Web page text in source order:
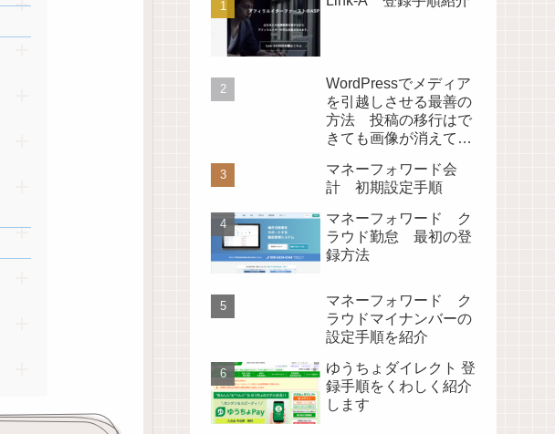
WordPressでメディア
を引越しさせる最善の
方法 投稿の移行はで
きても画像が消えてし
マネーフォワード会
計 初期設定手順
マネーフォワード ク
ラウド勤怠 最初の登
録方法
マネーフォワード ク
ラウドマイナンバーの
設定手順を紹介
ゆうちょダイレクト 登
録手順をくわしく紹介
します